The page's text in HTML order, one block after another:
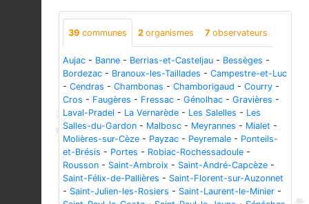
39 communes 2 organismes 7 observateurs
Aujac - Banne - Berrias-et-Casteljau - Bessèges -
Bordezac - Branoux-les-Taillades - Campestre-et-Luc
- Cendras - Chambonas - Chamborigaud - Courry -
Cros - Faugères - Fressac - Génolhac - Gravières -
Laval-Pradel - La Vernarède - Les Salelles - Les
Salles-du-Gardon - Malbosc - Meyrannes - Mialet -
Molières-sur-Cèze - Payzac - Peyremale - Ponteils-
et-Brésis - Portes - Robiac-Rochessadoule -
Rousson - Saint-Ambroix - Saint-André-Capcèze -
Saint-Félix-de-Pallières - Saint-Florent-sur-Auzonnet
- Saint-Julien-les-Rosiers - Saint-Laurent-le-Minier -